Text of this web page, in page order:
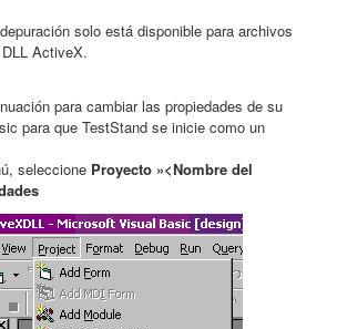
solo está disponible para archivos
ActiveX.
para cambiar las propiedades de su
para que TestStand se inicie como un
seleccione Proyecto »<Nombre del